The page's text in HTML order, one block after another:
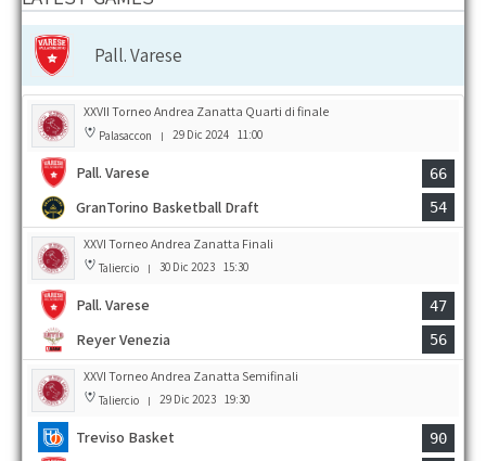
Pall. Varese
XXVII Torneo Andrea Zanatta Quarti di finale
Palasaccon | 29 Dic 2024 11:00
Pall. Varese 66
GranTorino Basketball Draft 54
XXVI Torneo Andrea Zanatta Finali
Taliercio | 30 Dic 2023 15:30
Pall. Varese 47
Reyer Venezia 56
XXVI Torneo Andrea Zanatta Semifinali
Taliercio | 29 Dic 2023 19:30
Treviso Basket 90